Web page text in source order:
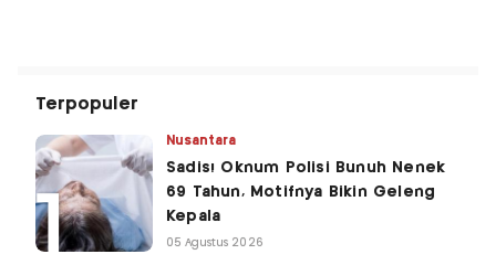
Terpopuler
Nusantara
Sadis! Oknum Polisi Bunuh Nenek
69 Tahun, Motifnya Bikin Geleng
Kepala
05 Agustus 2026